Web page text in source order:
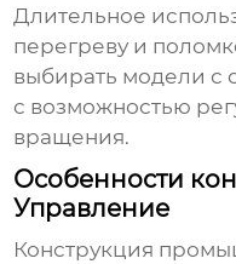
Длительное
перегреву и
выбирать модели с
с возможностью
вращения.
Особенности
Управление
Конструкция